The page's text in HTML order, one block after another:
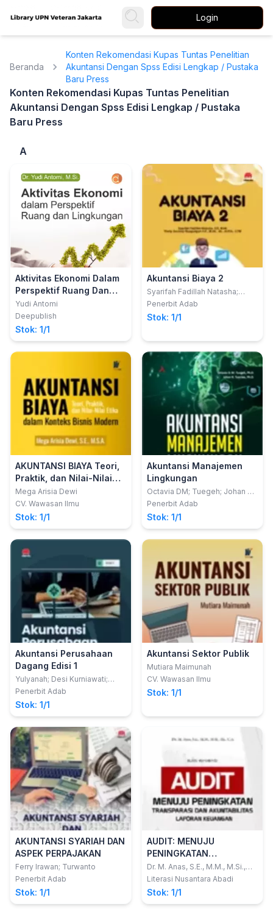
Login
Beranda
Konten Rekomendasi Kupas Tuntas Penelitian
Akuntansi Dengan Spss Edisi Lengkap / Pustaka
Baru Press
Konten Rekomendasi Kupas Tuntas Penelitian
Akuntansi Dengan Spss Edisi Lengkap / Pustaka
Baru Press
A
Aktivitas Ekonomi Dalam
Perspektif Ruang Dan
Lingkungan
Yudi Antomi
Deepublish
Stok: 1/1
Akuntansi Biaya 2
Syarifah Fadillah Natasha;
Thetty Surienty Rajagukguk
Penerbit Adab
Stok: 1/1
AKUNTANSI BIAYA Teori,
Praktik, dan Nilai-Nilai
Etika dalam Konteks
Bisnis Modern
Mega Arisia Dewi
CV. Wawasan Ilmu
Stok: 1/1
Akuntansi Manajemen
Lingkungan
Octavia DM; Tuegeh; Johan R
Tumiwa
Penerbit Adab
Stok: 1/1
Akuntansi Perusahaan
Dagang Edisi 1
Yulyanah; Desi Kurniawati;
Titah Rahmawati
Penerbit Adab
Stok: 1/1
Akuntansi Sektor Publik
Mutiara Maimunah
CV. Wawasan Ilmu
Stok: 1/1
AKUNTANSI SYARIAH DAN
ASPEK PERPAJAKAN
Ferry Irawan; Turwanto
Penerbit Adab
Stok: 1/1
AUDIT: MENUJU
PENINGKATAN
TRANSPARASI DAN
AKUNTABILITAS LAPORAN
KEUANGAN
Dr. M. Anas, S.E., M.M., M.Si.,
Ak., C.A.
Literasi Nusantara Abadi
Stok: 1/1